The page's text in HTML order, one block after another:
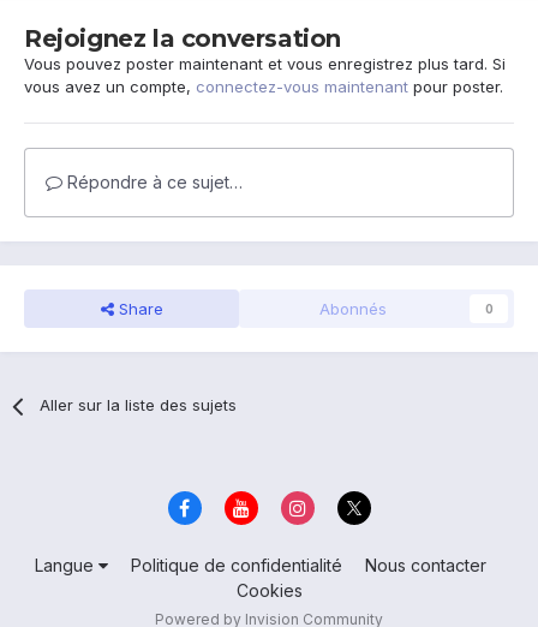
Rejoignez la conversation
Vous pouvez poster maintenant et vous enregistrez plus tard. Si
vous avez un compte, connectez-vous maintenant pour poster.
Répondre à ce sujet…
Share Abonnés 0
Aller sur la liste des sujets
Langue Politique de confidentialité
Nous contacter
Cookies
Powered by Invision Community